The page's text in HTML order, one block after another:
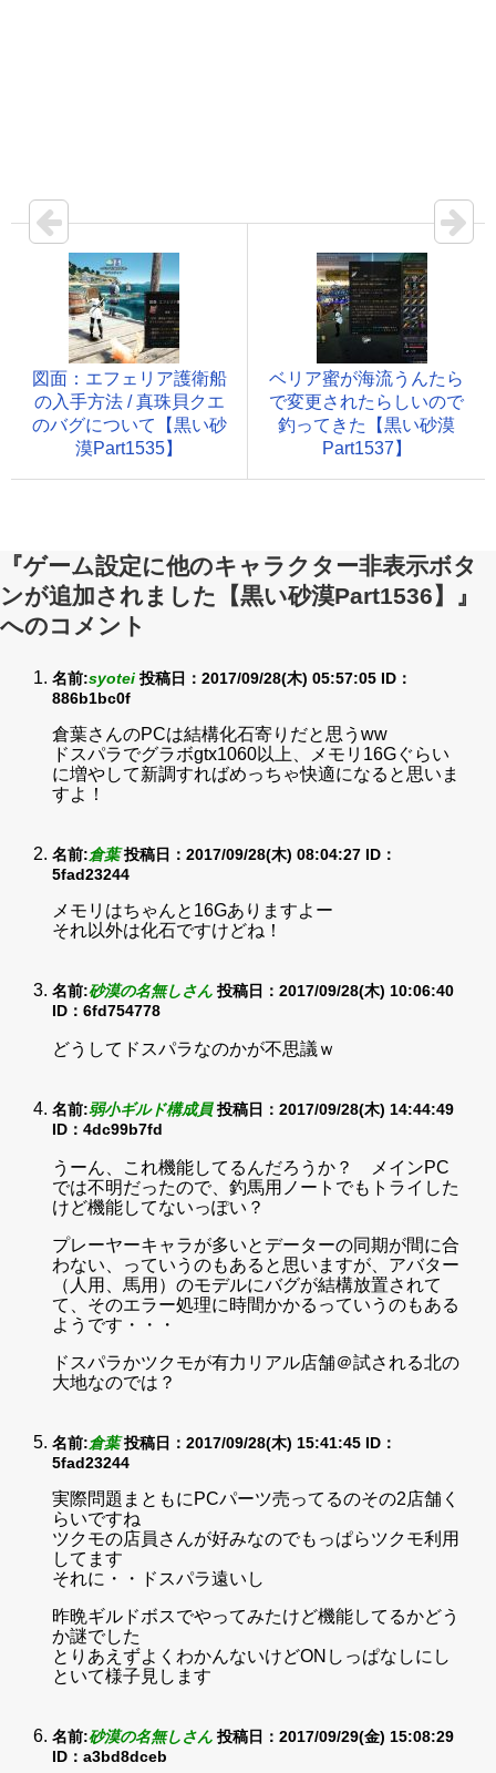
図面：エフェリア護衛船
の入手方法 / 真珠貝クエ
のバグについて【黒い砂
漠Part1535】
ベリア蜜が海流うんたら
で変更されたらしいので
釣ってきた【黒い砂漠
Part1537】
『ゲーム設定に他のキャラクター非表示ボタ
ンが追加されました【黒い砂漠Part1536】』
へのコメント
名前:syotei 投稿日：2017/09/28(木) 05:57:05 ID：
886b1bc0f
倉葉さんのPCは結構化石寄りだと思うww
ドスパラでグラボgtx1060以上、メモリ16Gぐらい
に増やして新調すればめっちゃ快適になると思いま
すよ！
名前:倉葉 投稿日：2017/09/28(木) 08:04:27 ID：
5fad23244
メモリはちゃんと16Gありますよー
それ以外は化石ですけどね！
名前:砂漠の名無しさん 投稿日：2017/09/28(木) 10:06:40
ID：6fd754778
どうしてドスパラなのかが不思議ｗ
名前:弱小ギルド構成員 投稿日：2017/09/28(木) 14:44:49
ID：4dc99b7fd
うーん、これ機能してるんだろうか？ メインPC
では不明だったので、釣馬用ノートでもトライした
けど機能してないっぽい？
プレーヤーキャラが多いとデーターの同期が間に合
わない、っていうのもあると思いますが、アバター
（人用、馬用）のモデルにバグが結構放置されて
て、そのエラー処理に時間かかるっていうのもある
ようです・・・
ドスパラかツクモが有力リアル店舗＠試される北の
大地なのでは？
名前:倉葉 投稿日：2017/09/28(木) 15:41:45 ID：
5fad23244
実際問題まともにPCパーツ売ってるのその2店舗く
らいですね
ツクモの店員さんが好みなのでもっぱらツクモ利用
してます
それに・・ドスパラ遠いし
昨晩ギルドボスでやってみたけど機能してるかどう
か謎でした
とりあえずよくわかんないけどONしっぱなしにし
といて様子見します
名前:砂漠の名無しさん 投稿日：2017/09/29(金) 15:08:29
ID：a3bd8dceb